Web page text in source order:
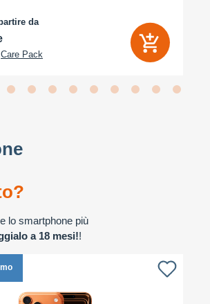
da
Care Pack
lo smartphone più
a 18 mesi!!